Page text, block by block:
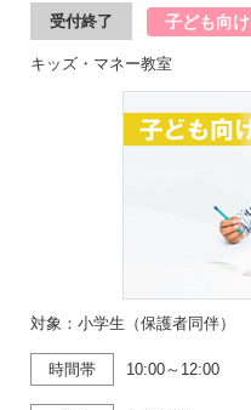
受付終了 子ども向け
キッズ・マネー教室
対象：小学生（保護者同伴）
時間帯 10:00～12:00